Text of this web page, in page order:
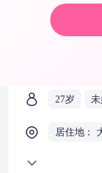
微信
27岁
居住地：